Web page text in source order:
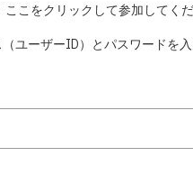
こをクリックして参加してくだ
ユーザーID）とパスワードを